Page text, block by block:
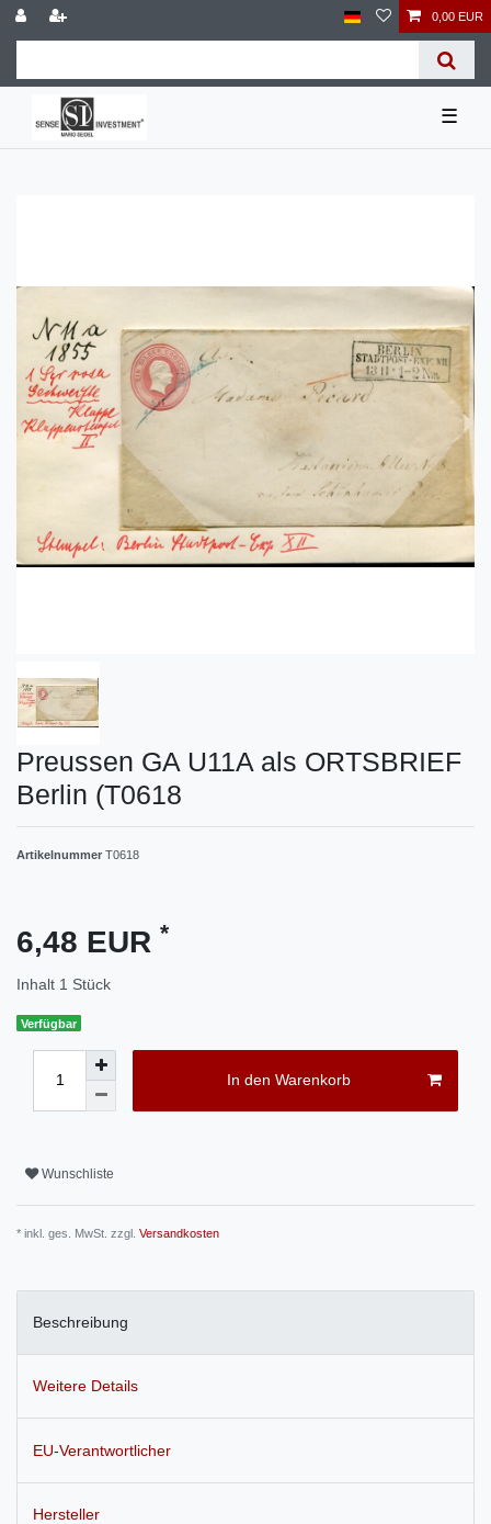
0,00 EUR
☰
Preussen GA U11A als ORTSBRIEF
Berlin (T0618
Artikelnummer T0618
6,48 EUR *
Inhalt 1 Stück
Verfügbar
In den Warenkorb
Wunschliste
* inkl. ges. MwSt. zzgl. Versandkosten
Beschreibung
Weitere Details
EU-Verantwortlicher
Hersteller